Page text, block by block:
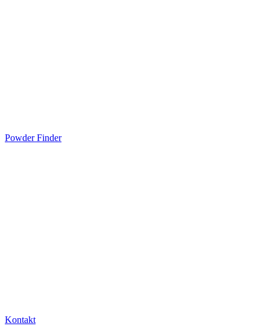
Powder Finder
Kontakt